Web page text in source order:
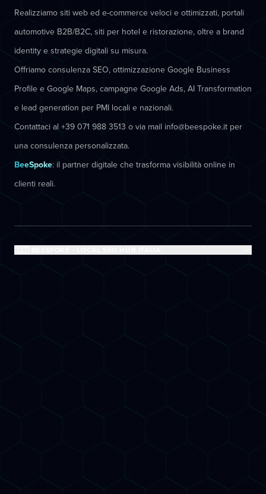
Realizziamo siti web ed e-commerce veloci e ottimizzati, portali
automotive B2B/B2C, siti per hotel e ristorazione, oltre a brand
identity e strategie digitali su misura.
Offriamo consulenza SEO, ottimizzazione Google Business
Profile e Google Maps, campagne Google Ads, AI Transformation
e lead generation per PMI locali e nazionali.
Contattaci al +39 071 988 3513 o via mail info@beespoke.it per
una consulenza personalizzata.
BeeSpoke: il partner digitale che trasforma visibilità online in
clienti reali.